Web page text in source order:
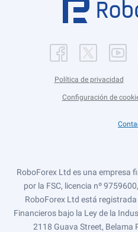
Política de privacidad
Configuración de
RoboForex Ltd es una empresa
por la FSC, licencia nº
RoboForex Ltd está
Financieros bajo la Ley de la
2118 Guava Street, Belama